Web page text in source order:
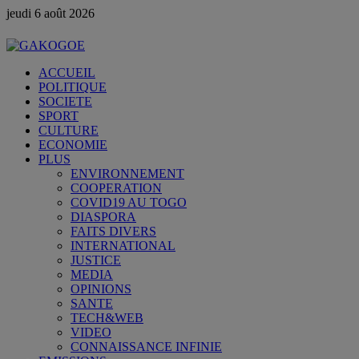
jeudi 6 août 2026
ACCUEIL
POLITIQUE
SOCIETE
SPORT
CULTURE
ECONOMIE
PLUS
ENVIRONNEMENT
COOPERATION
COVID19 AU TOGO
DIASPORA
FAITS DIVERS
INTERNATIONAL
JUSTICE
MEDIA
OPINIONS
SANTE
TECH&WEB
VIDEO
CONNAISSANCE INFINIE